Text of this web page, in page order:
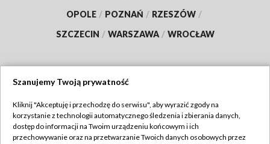
OPOLE / POZNAŃ / RZESZÓW /
SZCZECIN / WARSZAWA / WROCŁAW
TVP
Abonament TVP
Regulamin TVP
Szanujemy Twoją prywatność
Kliknij "Akceptuję i przechodzę do serwisu", aby wyrazić zgody na
korzystanie z technologii automatycznego śledzenia i zbierania danych,
dostęp do informacji na Twoim urządzeniu końcowym i ich
przechowywanie oraz na przetwarzanie Twoich danych osobowych przez